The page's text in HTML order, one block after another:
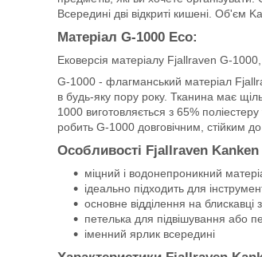
Всередині дві відкриті кишені. Об'єм
Матеріал G-1000 Eco:
Ековерсія матеріалу Fjallraven G-
G-1000 - флагманський матеріал
в будь-яку пору року. Тканина має
1000 виготовляється з 65%
робить G-1000 довговічним, стійким
Особливості Fjallraven Kanken
міцний і водонепроникний
ідеально підходить для
основне відділення на
петелька для підвішування або
іменний ярлик всередині